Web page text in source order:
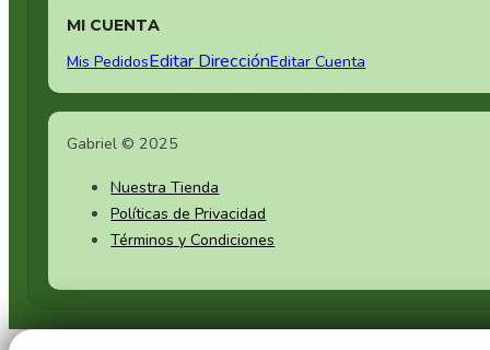
MI CUENTA
Mis PedidosEditar DirecciónEditar Cuenta
Gabriel © 2025
Nuestra Tienda
Políticas de Privacidad
Términos y Condiciones